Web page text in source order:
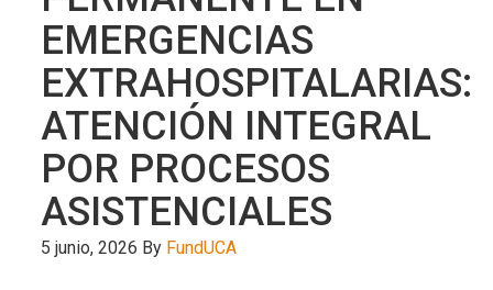
EMERGENCIAS
EXTRAHOSPITALARIAS:
ATENCIÓN INTEGRAL
POR PROCESOS
ASISTENCIALES
5 junio, 2026 By FundUCA